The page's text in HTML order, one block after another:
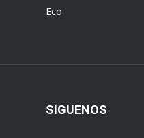
Eco
SIGUENOS